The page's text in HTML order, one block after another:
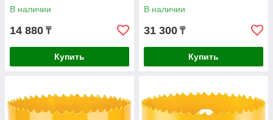
В наличии
14 880 ₸
Купить
В наличии
31 300 ₸
Купить